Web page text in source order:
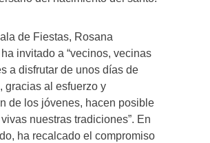
de Fiestas, Rosana
invitado a “vecinos, vecinas
a disfrutar de unos días de
gracias al esfuerzo y
de los jóvenes, hacen posible
nuestras tradiciones”. En
ha recalcado el compromiso